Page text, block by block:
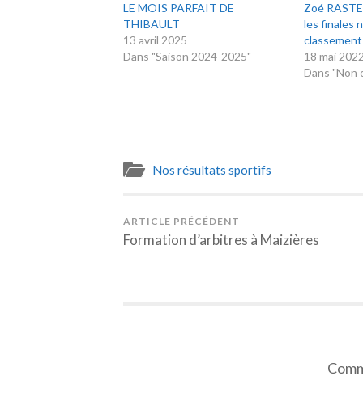
LE MOIS PARFAIT DE
THIBAULT
13 avril 2025
Dans "Saison 2024-2025"
Zoé
les finales
classement
18 mai
Dans "Non
Nos résultats sportifs
ARTICLE PRÉCÉDENT
Formation d’arbitres à Maizières